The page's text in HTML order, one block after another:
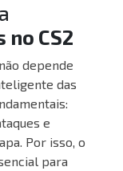
CS2
não depende
das
e
Por isso, o
para